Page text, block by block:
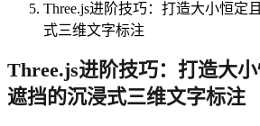
Three.js进阶技巧：打造大小恒定
式三维文字标注
Three.js进阶技巧：打造大
遮挡的沉浸式三维文字标注